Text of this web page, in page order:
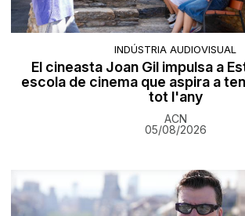
INDÚSTRIA AUDIOVISUAL
El cineasta Joan Gil impulsa a
escola de cinema que aspira a
tot l'any
ACN
05/08/2026